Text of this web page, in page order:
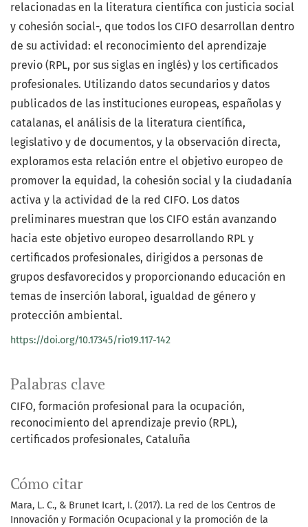
Palabras clave
CIFO formación profesional para la ocupación
reconocimiento del aprendizaje previo (RPL)
certificados profesionales Cataluña
Cómo citar
Mara, L. C., & Brunet Icart, I. (2017). La red de los Centros de
Innovación y Formación Ocupacional y la promoción de la
relacionadas en la literatura científica con justicia social
y cohesión social-, que todos los CIFO desarrollan dentro
de su actividad: el reconocimiento del aprendizaje
previo (RPL, por sus siglas en inglés) y los certificados
profesionales. Utilizando datos secundarios y datos
publicados de las instituciones europeas, españolas y
catalanas, el análisis de la literatura científica,
legislativo y de documentos, y la observación directa,
exploramos esta relación entre el objetivo europeo de
promover la equidad, la cohesión social y la ciudadanía
activa y la actividad de la red CIFO. Los datos
preliminares muestran que los CIFO están avanzando
hacia este objetivo europeo desarrollando RPL y
certificados profesionales, dirigidos a personas de
grupos desfavorecidos y proporcionando educación en
temas de inserción laboral, igualdad de género y
protección ambiental.
https://doi.org/10.17345/rio19.117-142